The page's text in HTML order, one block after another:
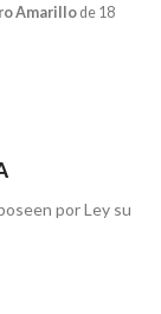
Amarillo de 18
por unas
laterales y detalles
de Jesús, esta es la
tiendas de
por Ley su